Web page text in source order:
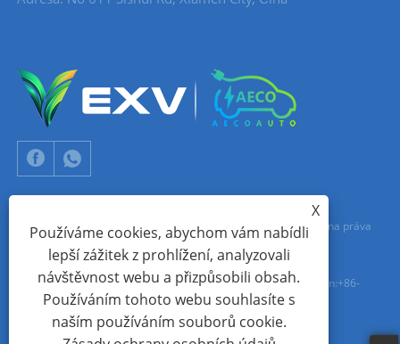
Copyright © 2024 Xiamen Aecoauto Technology Co., Ltd. Všechna práva
vyhrazena.
TECHNICKÁ PODPORA WEBOVÝCH STRÁNEK:SÍŤ TIANYUjack Lin:+86-
X
Používáme cookies, abychom vám nabídli
lepší zážitek z prohlížení, analyzovali
návštěvnost webu a přizpůsobili obsah.
Používáním tohoto webu souhlasíte s
naším používáním souborů cookie.